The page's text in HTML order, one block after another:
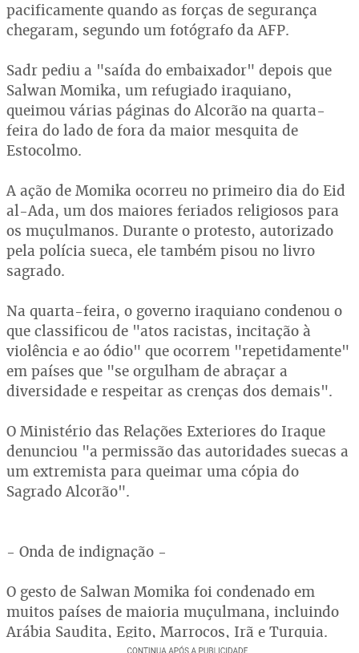
pacificamente quando as forças de segurança
chegaram, segundo um fotógrafo da AFP.
Sadr pediu a "saída do embaixador" depois que
Salwan Momika, um refugiado iraquiano,
queimou várias páginas do Alcorão na quarta-
feira do lado de fora da maior mesquita de
Estocolmo.
A ação de Momika ocorreu no primeiro dia do Eid
al-Ada, um dos maiores feriados religiosos para
os muçulmanos. Durante o protesto, autorizado
pela polícia sueca, ele também pisou no livro
sagrado.
Na quarta-feira, o governo iraquiano condenou o
que classificou de "atos racistas, incitação à
violência e ao ódio" que ocorrem "repetidamente"
em países que "se orgulham de abraçar a
diversidade e respeitar as crenças dos demais".
O Ministério das Relações Exteriores do Iraque
denunciou "a permissão das autoridades suecas a
um extremista para queimar uma cópia do
Sagrado Alcorão".
- Onda de indignação -
O gesto de Salwan Momika foi condenado em
muitos países de maioria muçulmana, incluindo
Arábia Saudita, Egito, Marrocos, Irã e Turquia.